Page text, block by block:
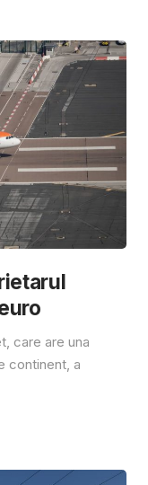
care are una
continent, a